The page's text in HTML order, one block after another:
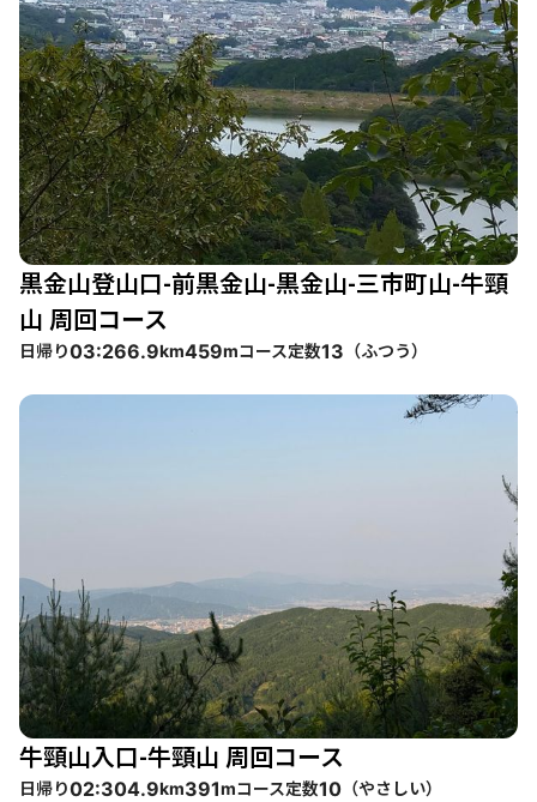
黒金山登山口-前黒金山-黒金山-三市町山-牛頸
山 周回コース
日帰り03:266.9km459mコース定数13 （ふつう）
牛頸山入口-牛頸山 周回コース
日帰り02:304.9km391mコース定数10 （やさしい）